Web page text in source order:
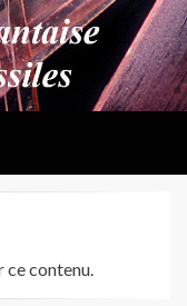
ce contenu.